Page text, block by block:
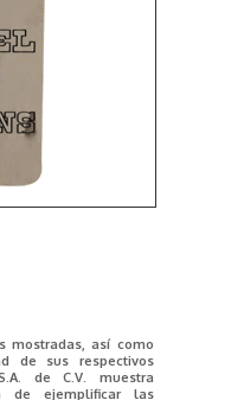
mostradas, así como
de sus respectivos
de C.V. muestra
de ejemplificar las